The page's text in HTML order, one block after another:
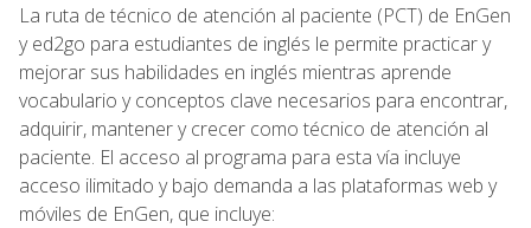
La ruta de técnico de atención al paciente (PCT) de EnGen
y ed2go para estudiantes de inglés le permite practicar y
mejorar sus habilidades en inglés mientras aprende
vocabulario y conceptos clave necesarios para encontrar,
adquirir, mantener y crecer como técnico de atención al
paciente. El acceso al programa para esta vía incluye
acceso ilimitado y bajo demanda a las plataformas web y
móviles de EnGen, que incluye: